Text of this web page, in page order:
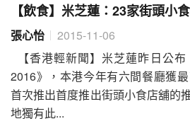
【飲食】米芝蓮：23家街頭小
張心怡
2015-11-06
【香港輕新聞】米芝蓮昨日公
2016》，本港今年有六間餐廳獲
首次推出首度推出街頭小食店舖的
地獨有此...